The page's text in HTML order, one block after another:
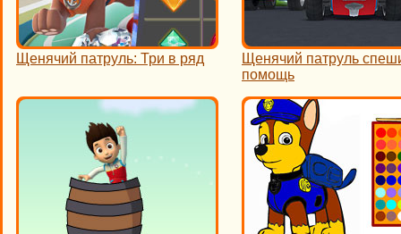
Щенячий патруль: Три в ряд
Щенячий патруль
помощь